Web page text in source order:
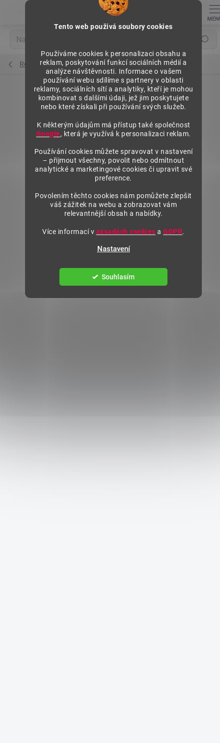
Tento web použivá soubory cookies
Používáme cookies k personalizaci obsahu a
reklam, poskytování funkcí sociálních médií a
analýze návštěvnosti. Informace o vašem
používání webu sdílíme s partnery v oblasti
reklamy, sociálních sítí a analytiky, kteří je mohou
kombinovat s dalšími údaji, jež jim poskytujete
nebo které získali při používání svých služeb.
K některým údajům má přístup také společnost
Google, která je využívá k personalizaci reklam.
Používání cookies můžete spravovat v nastavení
– přijmout všechny, povolit nebo odmítnout
analytické a marketingové cookies či upravit své
preference.
Povolením těchto cookies nám pomůžete zlepšit
váš zážitek na webu a zobrazovat vám
relevantnější obsah a nabídky.
Více informací v zásadách cookies aGDPR.
Nastavení
Souhlasím
Hledat
Regály výška 1972 mm, základní moduly